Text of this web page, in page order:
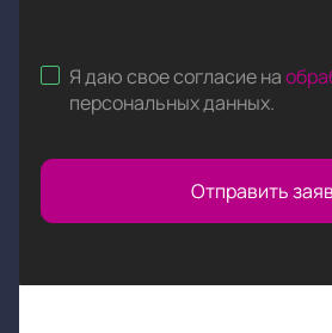
Я даю свое согласие на
персональных данных.
Отправить